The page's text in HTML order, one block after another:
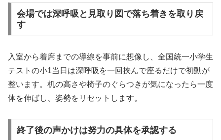
会場では深呼吸と見取り図で落ち着きを取り戻
す
入室から着席までの導線を事前に想像し、全国統一小学生
テストの小1当日は深呼吸を一回挟んで座るだけで初動が
整います。机の高さや椅子のぐらつきが気になったら一度
体を伸ばし、姿勢をリセットします。
終了後の声かけは努力の具体を承認する